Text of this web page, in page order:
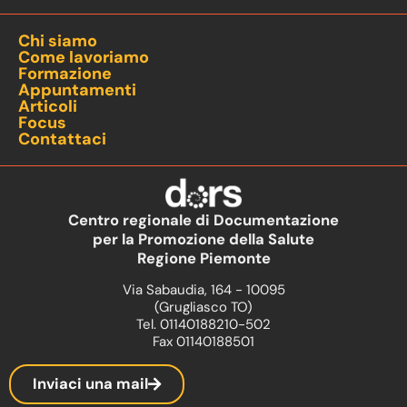
Chi siamo
Come lavoriamo
Formazione
Appuntamenti
Articoli
Focus
Contattaci
Centro regionale di Documentazione
per la Promozione della Salute
Regione Piemonte
Via Sabaudia, 164 - 10095
(Grugliasco TO)
Tel. 01140188210-502
Fax 01140188501
Inviaci una mail